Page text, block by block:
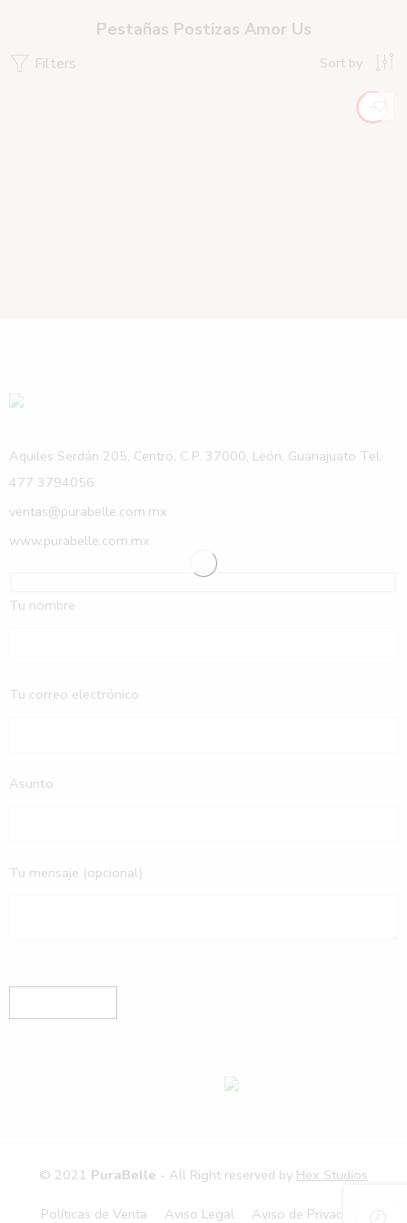
Pestañas Postizas Amor Us
Filters Sort by
Aquiles Serdán 205, Centro, C.P. 37000, León, Guanajuato Tel.
477 3794056
ventas@purabelle.com.mx
www.purabelle.com.mx
Tu nombre
Tu correo electrónico
Asunto
Tu mensaje (opcional)
© 2021 PuraBelle - All Right reserved by Hex Studios
Políticas de Venta Aviso Legal Aviso de Privacidad